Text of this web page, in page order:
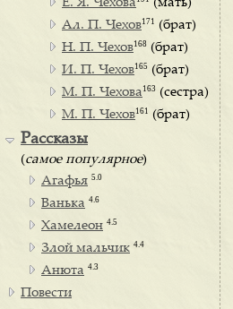
Е. Я. Чехова
(мать)
Ал. П. Чехов171 (брат)
Н. П. Чехов168 (брат)
И. П. Чехов165 (брат)
М. П. Чехова 163 (сестра)
М. П. Чехов161 (брат)
Рассказы
(самое популярное)
Агафья 5.0
Ванька 4.6
Хамелеон 4.5
Злой мальчик 4.4
Анюта 4.3
Повести